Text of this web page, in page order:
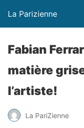
La Parizienne
Fabian
matière
l’artiste!
La PariZienne